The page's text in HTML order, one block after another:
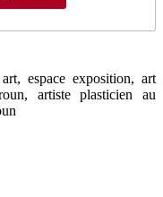
espace exposition, art
artiste plasticien au